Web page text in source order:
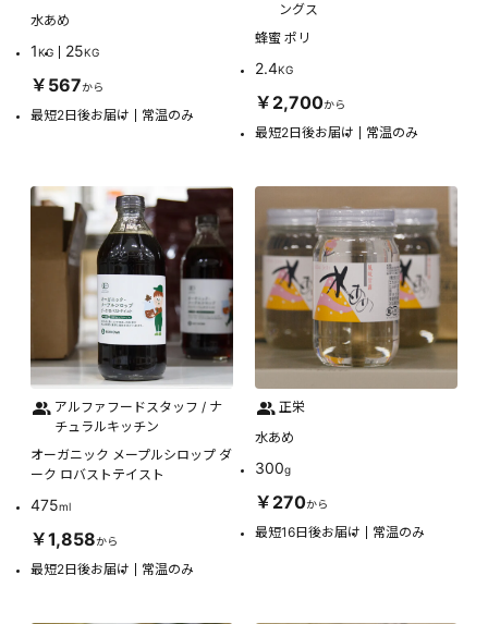
水あめ
1KG 25KG
￥567から
最短2日後お届け 常温のみ
ングス
蜂蜜 ポリ
2.4KG
￥2,700から
最短2日後お届け 常温のみ
アルファフードスタッフ / ナ
チュラルキッチン
オーガニック メープルシロップ ダ
ーク ロバストテイスト
475ml
￥1,858から
最短2日後お届け 常温のみ
正栄
水あめ
300g
￥270から
最短16日後お届け 常温のみ